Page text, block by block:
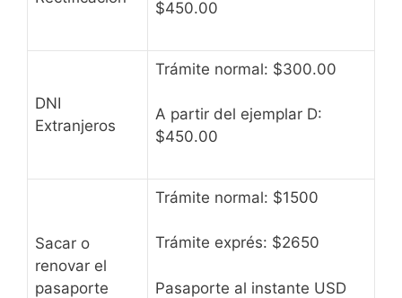
$450.00
DNI
Extranjeros
Trámite normal: $300.00
A partir del ejemplar D:
$450.00
Sacar o
renovar el
pasaporte
Trámite normal: $1500
Trámite exprés: $2650
Pasaporte al instante USD